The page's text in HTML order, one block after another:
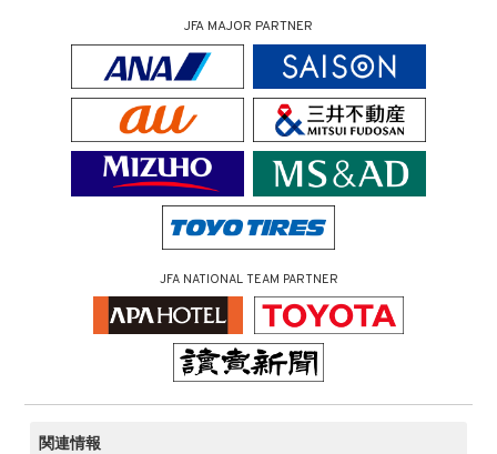
JFA MAJOR PARTNER
JFA NATIONAL TEAM PARTNER
関連情報